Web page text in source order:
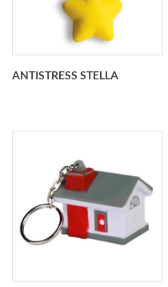
Portachiavi
antistress arancia
personalizzato O 40
mm
Portachiavi
antistress stella
mm
ANTISTRESS STELLA